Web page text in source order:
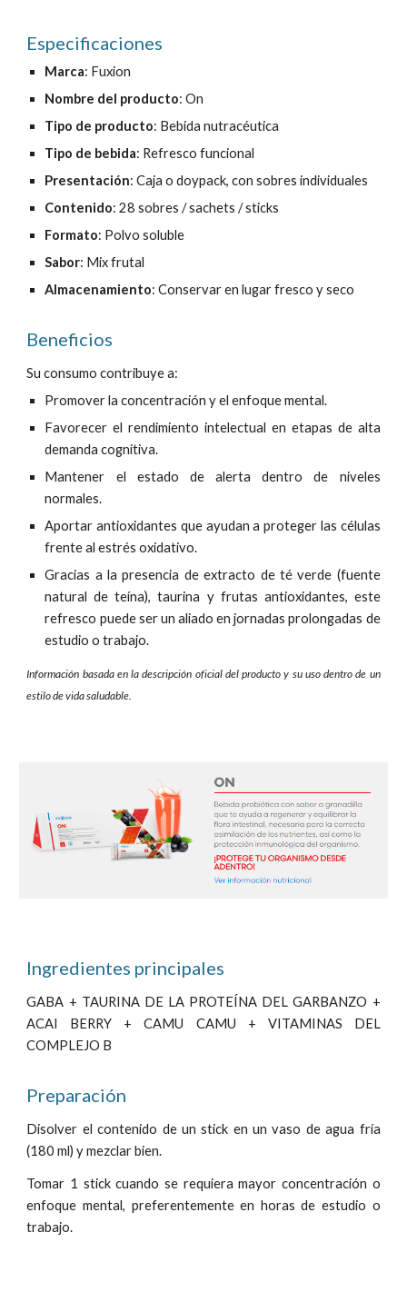
Especificaciones
Marca: Fuxion
Nombre del producto:On
Tipo de producto: Bebida nutracéutica
Tipo de bebida: Refresco funcional
Presentación: Caja o doypack, con sobres individuales
Contenido: 28 sobres / sachets / sticks
Formato: Polvo soluble
Sabor: Mix frutal
Almacenamiento: Conservar en lugar fresco y seco
Beneficios
Su consumo contribuye a:
Promoverla concentración y el enfoque mental.
Favorecer el rendimiento intelectual en etapas de alta
demanda cognitiva.
Mantener el estado de alerta dentro de niveles
normales.
Aportar antioxidantes que ayudan a proteger las células
frente al estrés oxidativo.
Gracias a la presencia de extracto de té verde (fuente
natural de teína), taurina y frutas antioxidantes, este
refresco puede ser un aliado en jornadas prolongadas de
estudio o trabajo.
Información basada en la descripción oficial del producto y su uso dentro de un
estilo de vida saludable.
Ingredientes principales
GABA + TAURINA DE LA PROTEÍNA DEL GARBANZO +
ACAI BERRY + CAMU CAMU + VITAMINAS DEL
COMPLEJO B
Preparación
Disolver el contenido de un stick en un vaso de agua fría
(180 ml) y mezclar bien.
Tomar 1 stick cuando se requiera mayor concentración o
enfoque mental, preferentemente en horas de estudio o
trabajo.